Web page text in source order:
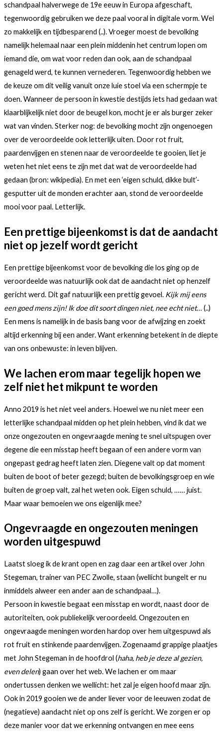
schandpaal halverwege de 19e eeuw in Europa afgeschaft,
tegenwoordig gebruiken we deze paal vooral in digitale vorm. Wel
zo makkelijk en tijdbesparend (..). Vroeger moest de bevolking
namelijk helemaal naar een plein middenin het centrum lopen om
iemand die, om wat voor reden dan ook, aan de schandpaal
genageld werd, te kunnen vernederen. Tegenwoordig hebben we
de keuze om dit veilig vanuit onze luie stoel via een schermpje te
doen. Wanneer de persoon in kwestie destijds iets had gedaan wat
klaarblijkelijk niet door de beugel kon, mocht je er als burger zeker
wat van vinden. Sterker nog: de bevolking mocht zijn ongenoegen
over de veroordeelde ook letterlijk uiten. Door rot fruit,
paardenvijgen en stenen naar de veroordeelde te gooien, liet je
weten het niet eens te zijn met dat wat de veroordeelde had
gedaan (bron: wikipedia). En met een ‘eigen schuld, dikke bult’-
gesputter uit de monden erachter aan, stond de veroordeelde
mooi voor paal. Letterlijk.
Een prettige bijeenkomst is dat de aandacht
niet op jezelf wordt gericht
Een prettige bijeenkomst voor de bevolking die los ging op de
veroordeelde was natuurlijk ook dat de aandacht niet op henzelf
gericht werd. Dit gaf natuurlijk een prettig gevoel. Kijk mij eens
een goed mens zijn! Ik doe dit soort dingen niet, nee echt niet… (..)
Een mens is namelijk in de basis bang voor de afwijzing en zoekt
altijd erkenning bij een ander. Want erkenning betekent in de diepte
van ons onbewuste: in leven blijven.
We lachen erom maar tegelijk hopen we
zelf niet het mikpunt te worden
Anno 2019 is het niet veel anders. Hoewel we nu niet meer een
letterlijke schandpaal midden op het plein hebben, vind ik dat we
onze ongezouten en ongevraagde mening te snel uitspugen over
degene die een misstap heeft begaan of een andere vorm van
ongepast gedrag heeft laten zien. Diegene valt op dat moment
buiten de boot of beter gezegd; buiten de bevolkingsgroep en wie
buiten de groep valt, zal het weten ook. Eigen schuld, …… juist.
Maar waar bemoeien we ons eigenlijk mee?
Ongevraagde en ongezouten meningen
worden uitgespuwd
Laatst sloeg ik de krant open en zag daar een artikel over John
Stegeman, trainer van PEC Zwolle, staan (wellicht bungelt er nu
inmiddels alweer een ander aan de schandpaal…).
Persoon in kwestie begaat een misstap en wordt, naast door de
autoriteiten, ook publiekelijk veroordeeld. Ongezouten en
ongevraagde meningen worden hardop over hem uitgespuwd als
rot fruit en stinkende paardenvijgen. Zogenaamd grappige plaatjes
met John Stegeman in de hoofdrol (haha, heb je deze al gezien,
even delen) gaan over het web. We lachen er om maar
ondertussen denken we wellicht: het zal je eigen hoofd maar zijn.
Ook in 2019 gooien we de ander liever voor de leeuwen zodat de
(negatieve) aandacht niet op ons zelf is gericht. We zorgen er op
deze manier voor dat we erkenning ontvangen en mee eens